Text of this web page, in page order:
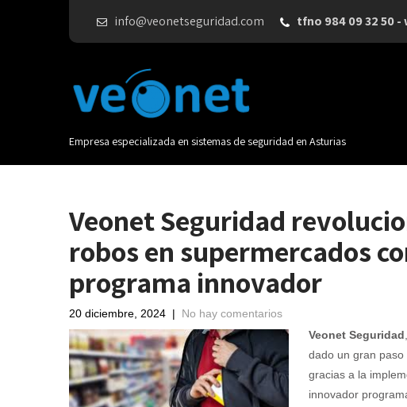
info@veonetseguridad.com tfno 984 09 32 50 -
Empresa especializada en sistemas de seguridad en Asturias
Veonet Seguridad
robos en supermercados
programa innovador
20 diciembre, 2024 | No hay comentarios
Veonet Seguridad
dado un gran
gracias a la
innovador